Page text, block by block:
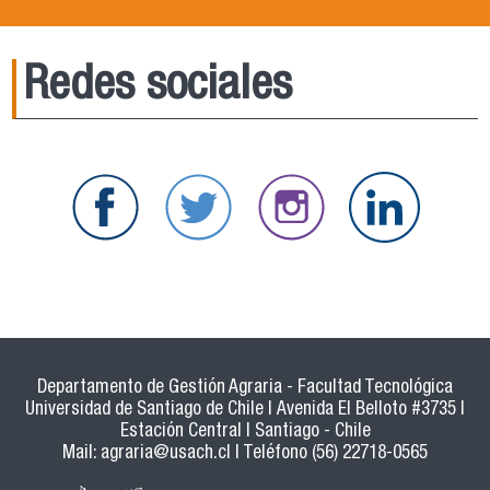
Redes sociales
Departamento de Gestión Agraria - Facultad Tecnológica
Universidad de Santiago de Chile | Avenida El Belloto #3735 |
Estación Central | Santiago - Chile
Mail: agraria@usach.cl | Teléfono (56) 22718-0565